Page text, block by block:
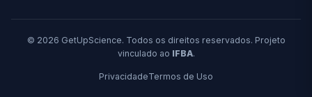
© 2026 GetUpScience. Todos os direitos reservados. Projeto
vinculado ao IFBA.
PrivacidadeTermos de Uso